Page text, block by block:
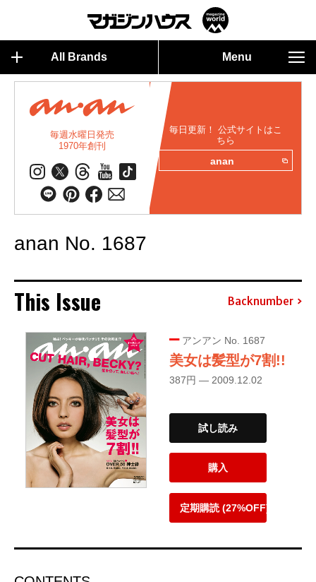
All Brands Menu
毎週水曜日発売
1970年創刊
毎日更新！ 公式サイトはこ
ちら
anan
anan No. 1687
This Issue Backnumber
アンアン No. 1687
美女は髪型が7割!!
387円 — 2009.12.02
試し読み
購入
定期購読 (27%OFF)